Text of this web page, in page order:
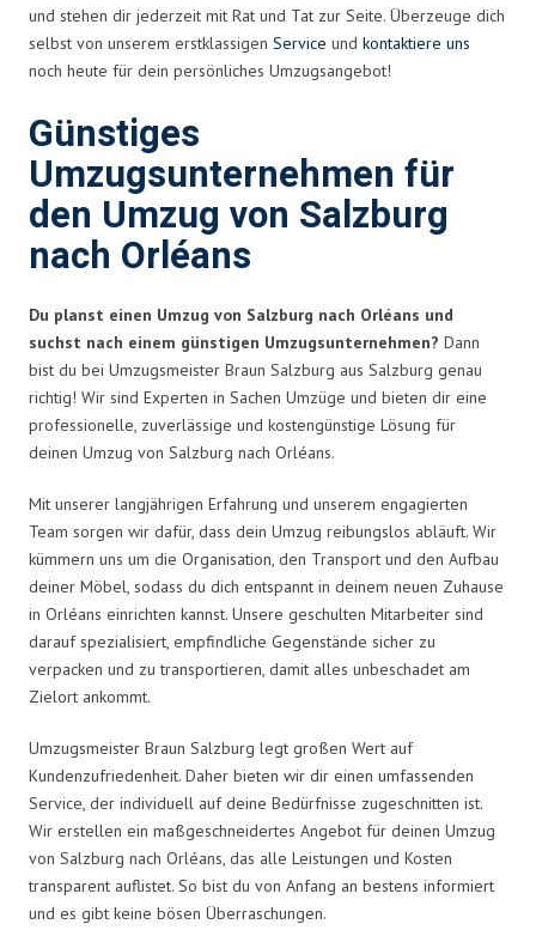
und stehen dir jederzeit mit Rat und Tat zur Seite. Überzeuge dich
selbst von unserem erstklassigen Service und kontaktiere uns
noch heute für dein persönliches Umzugsangebot!
Günstiges
Umzugsunternehmen für
den Umzug von Salzburg
nach Orléans
Du planst einen Umzug von Salzburg nach Orléans und
suchst nach einem günstigen Umzugsunternehmen? Dann
bist du bei Umzugsmeister Braun Salzburg aus Salzburg genau
richtig! Wir sind Experten in Sachen Umzüge und bieten dir eine
professionelle, zuverlässige und kostengünstige Lösung für
deinen Umzug von Salzburg nach Orléans.
Mit unserer langjährigen Erfahrung und unserem engagierten
Team sorgen wir dafür, dass dein Umzug reibungslos abläuft. Wir
kümmern uns um die Organisation, den Transport und den Aufbau
deiner Möbel, sodass du dich entspannt in deinem neuen Zuhause
in Orléans einrichten kannst. Unsere geschulten Mitarbeiter sind
darauf spezialisiert, empfindliche Gegenstände sicher zu
verpacken und zu transportieren, damit alles unbeschadet am
Zielort ankommt.
Umzugsmeister Braun Salzburg legt großen Wert auf
Kundenzufriedenheit. Daher bieten wir dir einen umfassenden
Service, der individuell auf deine Bedürfnisse zugeschnitten ist.
Wir erstellen ein maßgeschneidertes Angebot für deinen Umzug
von Salzburg nach Orléans, das alle Leistungen und Kosten
transparent auflistet. So bist du von Anfang an bestens informiert
und es gibt keine bösen Überraschungen.